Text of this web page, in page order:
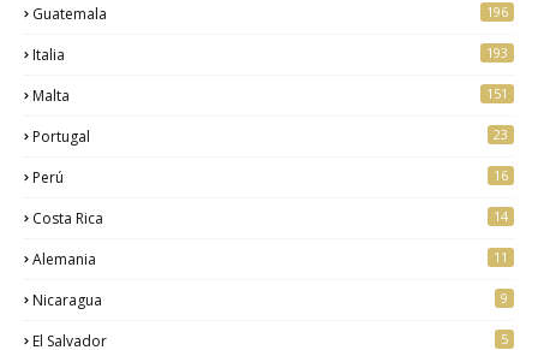
Guatemala 196
Italia 193
Malta 151
Portugal 23
Perú 16
Costa Rica 14
Alemania 11
Nicaragua 9
El Salvador 5